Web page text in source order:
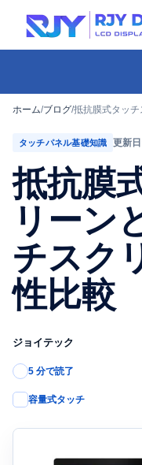
Skip
ン
キ
ホーム/ブログ/
タッチパネル基礎知識 更新
抵抗膜
リーン
チスク
性比較
ジョイテック
5 分で読了
容量式タッチ